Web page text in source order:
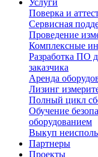
Услуги
Поверка и
Сервисная
Проведение
Комплексные
Разработка ПО
заказчика
Аренда
Лизинг
Полный цикл
Обучение
оборудованием
Выкуп
Партнеры
Проекты